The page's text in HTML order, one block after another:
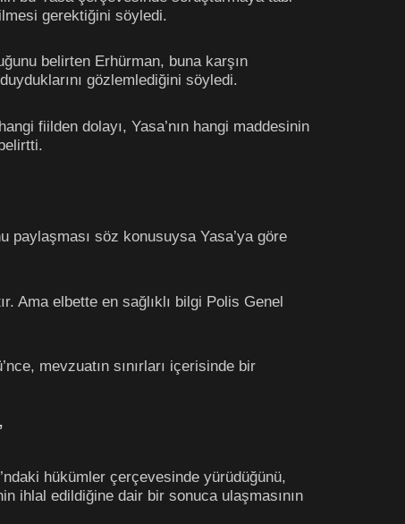
gerektiğini söyledi.
belirten Erhürman, buna karşın
gözlemlediğini söyledi.
fiilden dolayı, Yasa’nın hangi maddesinin
söz konusuysa Yasa’ya göre
Ama elbette en sağlıklı bilgi Polis Genel
mevzuatın sınırları içerisinde bir
hükümler çerçevesinde yürüdüğünü,
ihlal edildiğine dair bir sonuca ulaşmasının